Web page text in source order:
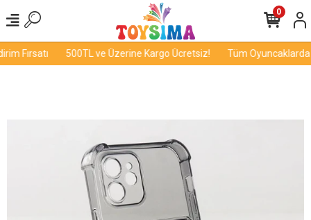
Fırsatı 500TL ve Üzerine Kargo Ücretsiz! Tüm Oyuncaklarda
0